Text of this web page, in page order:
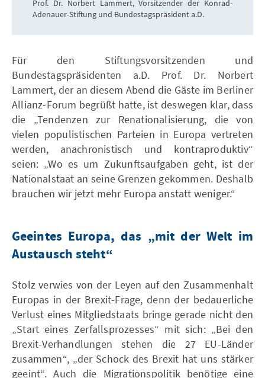
Prof. Dr. Norbert Lammert, Vorsitzender der Konrad-
Adenauer-Stiftung und Bundestagspräsident a.D.
Für den Stiftungsvorsitzenden und
Bundestagspräsidenten a.D. Prof. Dr. Norbert
Lammert, der an diesem Abend die Gäste im Berliner
Allianz-Forum begrüßt hatte, ist deswegen klar, dass
die „Tendenzen zur Renationalisierung, die von
vielen populistischen Parteien in Europa vertreten
werden, anachronistisch und kontraproduktiv“
seien: „Wo es um Zukunftsaufgaben geht, ist der
Nationalstaat an seine Grenzen gekommen. Deshalb
brauchen wir jetzt mehr Europa anstatt weniger.“
Geeintes Europa, das „mit der Welt im
Austausch steht“
Stolz verwies von der Leyen auf den Zusammenhalt
Europas in der Brexit-Frage, denn der bedauerliche
Verlust eines Mitgliedstaats bringe gerade nicht den
„Start eines Zerfallsprozesses“ mit sich: „Bei den
Brexit-Verhandlungen stehen die 27 EU-Länder
zusammen“, „der Schock des Brexit hat uns stärker
geeint“. Auch die Migrationspolitik benötige eine